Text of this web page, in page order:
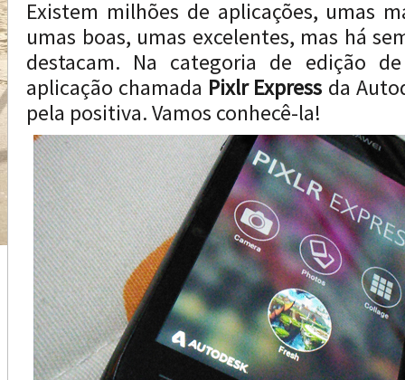
Existem milhões de aplicações, umas
umas boas, umas excelentes, mas há
destacam. Na categoria de edição
aplicação chamada Pixlr Express da
pela positiva. Vamos conhecê-la!